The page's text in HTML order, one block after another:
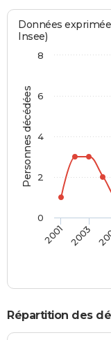
Personnes décédées
Données
Insee)
2001 2003
0
2
4
6
8
Répartition des